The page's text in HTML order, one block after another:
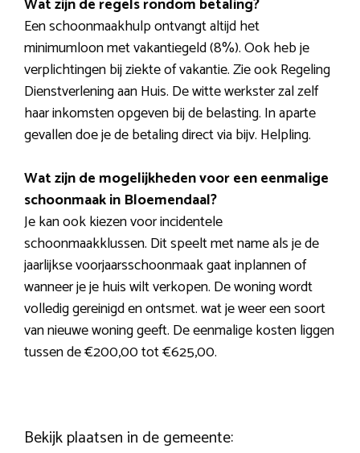
Een schoonmaakhulp ontvangt altijd het
minimumloon met vakantiegeld (8%). Ook heb je
verplichtingen bij ziekte of vakantie. Zie ook Regeling
Dienstverlening aan Huis. De witte werkster zal zelf
haar inkomsten opgeven bij de belasting. In aparte
gevallen doe je de betaling direct via bijv. Helpling.
Wat zijn de mogelijkheden voor een eenmalige
schoonmaak in Bloemendaal?
Je kan ook kiezen voor incidentele
schoonmaakklussen. Dit speelt met name als je de
jaarlijkse voorjaarsschoonmaak gaat inplannen of
wanneer je je huis wilt verkopen. De woning wordt
volledig gereinigd en ontsmet. wat je weer een soort
van nieuwe woning geeft. De eenmalige kosten liggen
tussen de €200,00 tot €625,00.
Bekijk plaatsen in de gemeente: